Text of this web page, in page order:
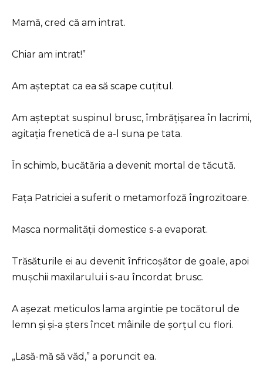
Mamă, cred că am intrat.
Chiar am intrat!”
Am așteptat ca ea să scape cuțitul.
Am așteptat suspinul brusc, îmbrățișarea în lacrimi,
agitația frenetică de a-l suna pe tata.
În schimb, bucătăria a devenit mortal de tăcută.
Fața Patriciei a suferit o metamorfoză îngrozitoare.
Masca normalității domestice s-a evaporat.
Trăsăturile ei au devenit înfricoșător de goale, apoi
mușchii maxilarului i s-au încordat brusc.
A așezat meticulos lama argintie pe tocătorul de
lemn și și-a șters încet mâinile de șorțul cu flori.
„Lasă-mă să văd,” a poruncit ea.